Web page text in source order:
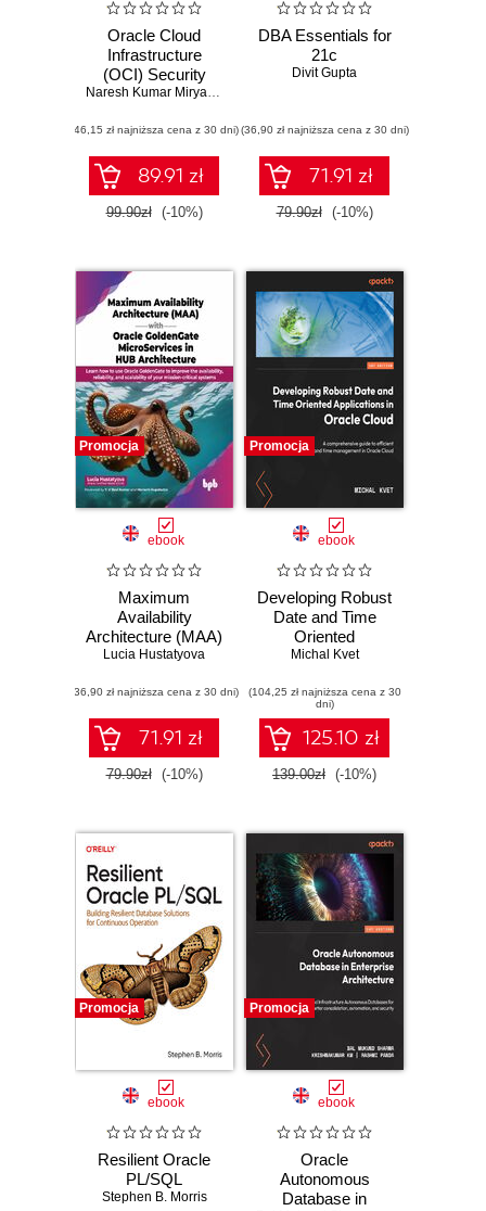
Oracle Cloud
Infrastructure
(OCI) Security
Handbook
Naresh Kumar Miryala,
(46,15 zł najniższa cena z 30 dni)
89.91 zł
99.90zł (-10%)
DBA Essentials for
21c
Divit Gupta
(36,90 zł najniższa cena z 30 dni)
71.91 zł
79.90zł (-10%)
Promocja
ebook
Maximum
Availability
Architecture (MAA)
with Oracle
MicroServices in
HUB Architecture
Lucia Hustatyova
(36,90 zł najniższa cena z 30 dni)
71.91 zł
79.90zł (-10%)
Promocja
ebook
Developing Robust
Date and Time
Oriented
Applications in
comprehensive
guide to efficient
date and time
management in
Oracle Cloud
Michal Kvet
(104,25 zł najniższa cena z 30
dni)
125.10 zł
139.00zł (-10%)
Promocja
ebook
Resilient Oracle
PL/SQL
Stephen B. Morris
Promocja
ebook
Oracle
Autonomous
Database in